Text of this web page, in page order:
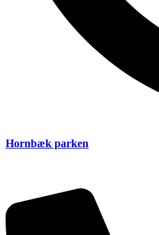
Hornbæk parken